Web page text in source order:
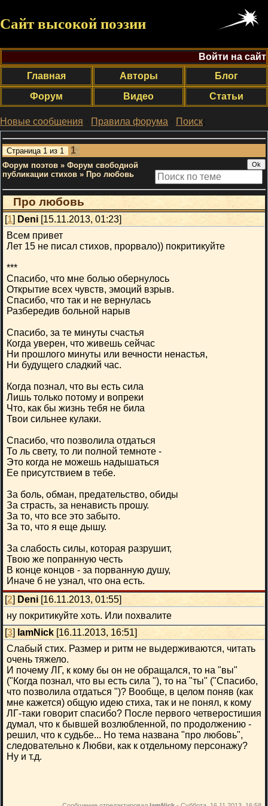
Сайт высокой поэзии
Войти на сайт
Главная
Авторы
Блог
Форум
Видео Статьи
Новые сообщения · Правила форума · Поиск;
Страница 1 из 1 1
Форум поэтов » Форум свободной
публикации стихов » Про любовь
Про любовь
[1] Deni [15.11.2013, 01:23]
Всем привет
Лет 15 не писал стихов, прорвало)) покритикуйте
***
Спасибо, что мне болью обернулось
Открытие всех чувств, эмоций взрыв.
Спасибо, что так и не вернулась
Разбередив больной нарыв
Спасибо, за те минуты счастья
Когда уверен, что живешь сейчас
Ни прошлого минуты или вечности ненастья,
Ни будущего сладкий час.
Когда познал, что вы есть сила
Лишь только потому и вопреки
Что, как бы жизнь тебя не била
Твои сильнее кулаки.
Спасибо, что позволила отдаться
То ль свету, то ли полной темноте -
Это когда не можешь надышаться
Ее присутствием в тебе.
За боль, обман, предательство, обиды
За страсть, за ненависть прошу.
За то, что все это забыто.
За то, что я еще дышу.
За слабость силы, которая разрушит,
Твою же попранную честь
В конце концов - за порванную душу,
Иначе б не узнал, что она есть.
[2] Deni [16.11.2013, 01:55]
ну покритикуйте хоть. Или похвалите
[3] IamNick [16.11.2013, 16:51]
Слабый стих. Размер и ритм не выдерживаются, читать
очень тяжело.
И почему ЛГ, к кому бы он не обращался, то на "вы"
("Когда познал, что вы есть сила "), то на "ты" ("Спасибо,
что позволила отдаться ")? Вообще, в целом поняв (как
мне кажется) общую идею стиха, так и не понял, к кому
ЛГ-таки говорит спасибо? После первого четверостишия
думал, что к бывшей возлюбленной, по продолжению -
решил, что к судьбе... Но тема названа "про любовь",
следовательно к Любви, как к отдельному персонажу?
Ну и т.д.